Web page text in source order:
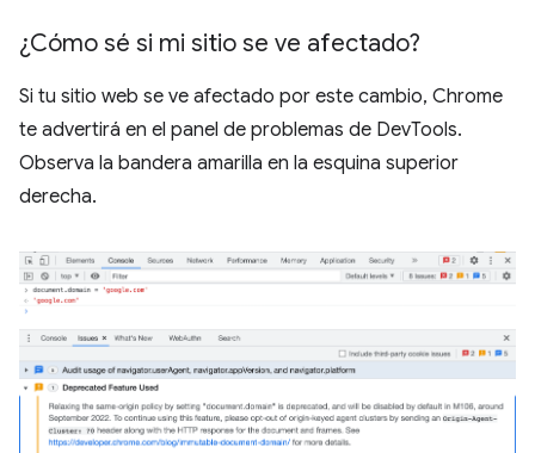
¿Cómo sé si mi sitio se ve afectado?
Si tu sitio web se ve afectado por este cambio, Chrome
te advertirá en el panel de problemas de DevTools.
Observa la bandera amarilla en la esquina superior
derecha.